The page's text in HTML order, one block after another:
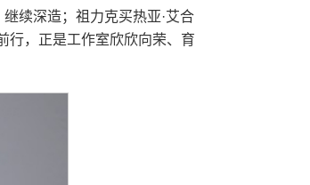
续深造；祖力克买热亚·艾合
行，正是工作室欣欣向荣、育